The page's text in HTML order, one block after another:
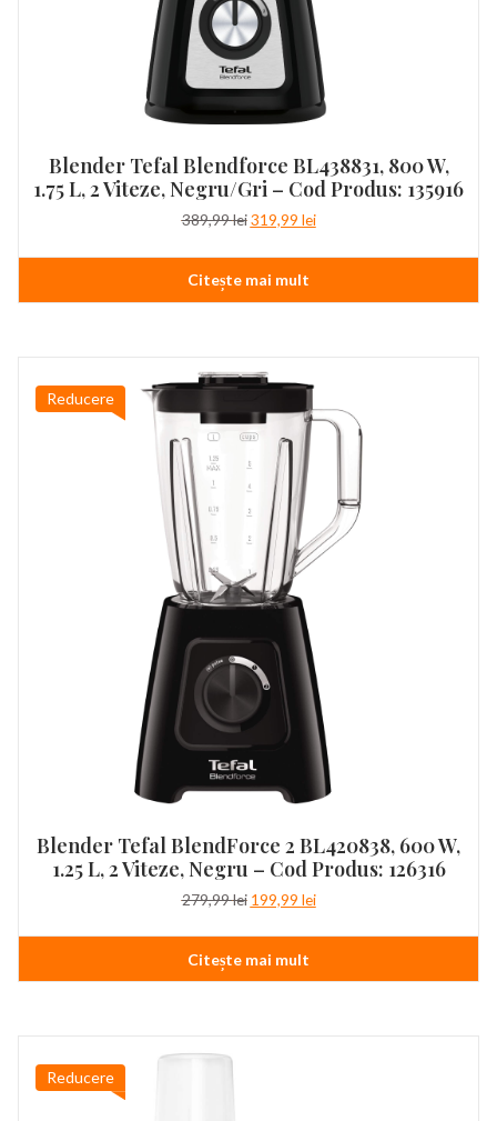
Blender Tefal Blendforce BL438831, 800 W,
1.75 L, 2 Viteze, Negru/Gri – Cod Produs: 135916
389,99lei Prețul
a
fost:
389,99 lei.
319,99 leiPrețul
este:
Citește mai mult
Reducere
Blender Tefal BlendForce 2 BL420838, 600 W,
1.25 L, 2 Viteze, Negru – Cod Produs: 126316
279,99lei Prețul
a
fost:
279,99 lei.
199,99 leiPrețul
este:
Citește mai mult
Reducere